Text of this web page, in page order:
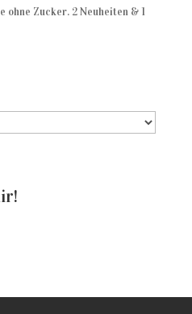
ohne Zucker. 2 Neuheiten & 1